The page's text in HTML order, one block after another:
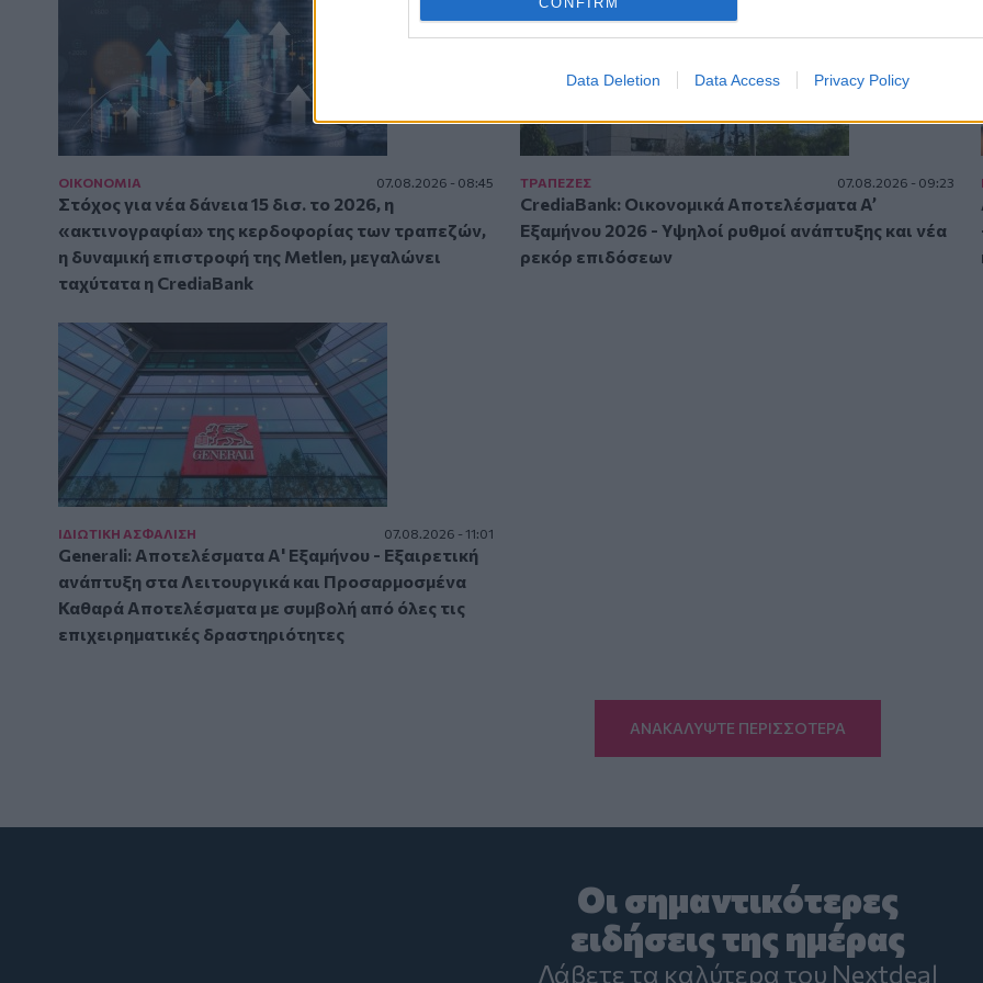
Data Deletion Data Access Privacy Policy
ΟΙΚΟΝΟΜΙΑ 07.08.2026 - 08:45
Στόχος για νέα δάνεια 15 δισ. το 2026, η
«ακτινογραφία» της κερδοφορίας των τραπεζών,
η δυναμική επιστροφή της Metlen, μεγαλώνει
ταχύτατα η CrediaBank
ΤΡAΠΕΖΕΣ 07.08.2026 - 09:23
CrediaBank: Οικονομικά Αποτελέσματα A’
Εξαμήνου 2026 - Υψηλοί ρυθμοί ανάπτυξης και νέα
ρεκόρ επιδόσεων
ΙΔΙΩΤΙΚΗ ΑΣΦAΛΙΣΗ 07.08.2026 - 11:01
Generali: Αποτελέσματα Α' Εξαμήνου - Εξαιρετική
ανάπτυξη στα Λειτουργικά και Προσαρμοσμένα
Καθαρά Αποτελέσματα με συμβολή από όλες τις
επιχειρηματικές δραστηριότητες
ΑΝΑΚΑΛΥΨΤΕ ΠΕΡΙΣΣΟΤΕΡΑ
Οι σημαντικότερες
ειδήσεις της ημέρας
Λάβετε τα καλύτερα του Nextdeal